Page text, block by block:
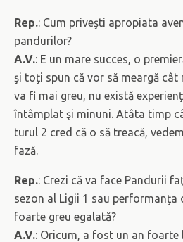
Rep.: Cum priveşti apropiata
pandurilor?
A.V.: E un mare succes, o
şi toți spun că vor să meargă cât
va fi mai greu, nu există
întâmplat şi minuni. Atâta timp
turul 2 cred că o să treacă,
fază.
Rep.: Crezi că va face Pandurii
sezon al Ligii 1 sau
foarte greu egalată?
A.V.: Oricum, a fost un an foarte